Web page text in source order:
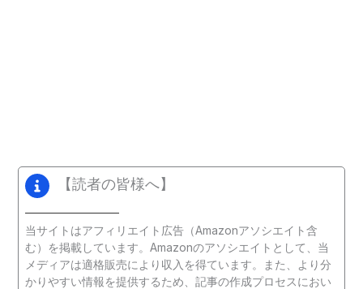
【読者の皆様へ】
当サイトはアフィリエイト広告（Amazonアソシエイト含
む）を掲載しています。Amazonのアソシエイトとして、当
メディアは適格販売により収入を得ています。また、より分
かりやすい情報を提供するため、記事の作成プロセスにおい